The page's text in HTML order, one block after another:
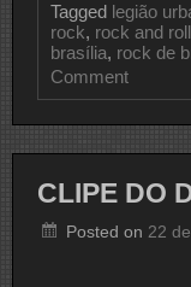
Tagged legião
rock, rock and roll
brasília, rock de
Commenton
Legião
Das
Mais
Do
CLIPE DO
Posted on 22